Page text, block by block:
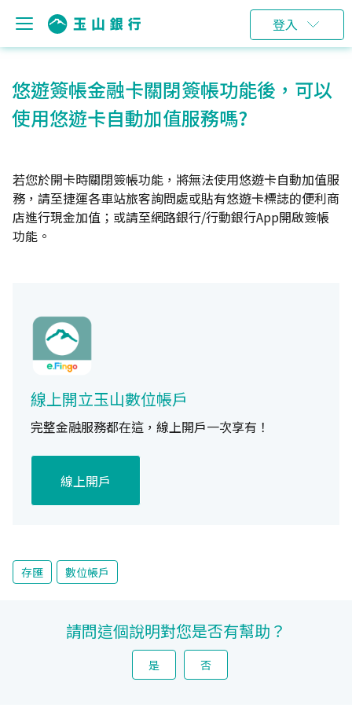
登入
悠遊簽帳金融卡關閉簽帳功能後，可以
使用悠遊卡自動加值服務嗎?
若您於開卡時關閉簽帳功能，將無法使用悠遊卡自動加值服
務，請至捷運各車站旅客詢問處或貼有悠遊卡標誌的便利商
店進行現金加值；或請至網路銀行/行動銀行App開啟簽帳
功能。
線上開立玉山數位帳戶
完整金融服務都在這，線上開戶一次享有！
線上開戶
存匯 數位帳戶
請問這個說明對您是否有幫助？
是 否